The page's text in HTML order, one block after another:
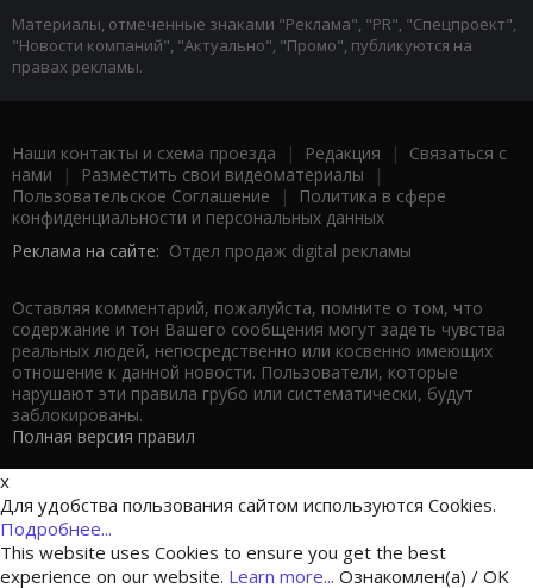
Материалы, отмеченные знаками "Реклама", "PR", "Спецпроект",
"Новости компаний", "Актуально", "Промо", публикуются на
правах рекламы.
Наши контакты и схема проезда | Редакция | Связаться с
нами | Разместить свои видеоматериалы |
Пользовательское Соглашение |
Политика в сфере
конфиденциальности и персональных данных
Реклама на сайте: Отдел продаж digital рекламы
Оставляя комментарий, пожалуйста, помните о том, что
содержание и тон Вашего сообщения могут задеть чувства
реальных людей, непосредственно или косвенно имеющих
отношение к данной новости. Пользователи, которые
нарушают эти правила грубо или систематически, будут
заблокированы.
Полная версия правил
x
Для удобства пользования сайтом используются Cookies.
Подробнее...
This website uses Cookies to ensure you get the best
experience on our website. Learn more... Ознакомлен(а) / OK